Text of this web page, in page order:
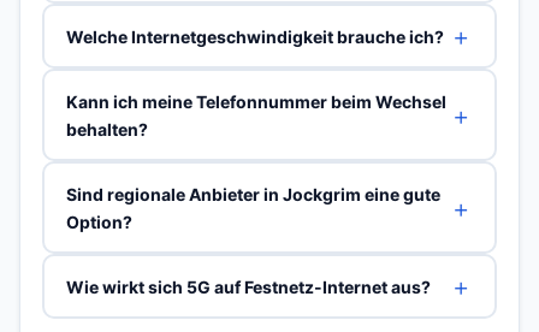
Welche Internetgeschwindigkeit brauche ich?
Kann ich meine Telefonnummer beim Wechsel
behalten?
Sind regionale Anbieter in Jockgrim eine gute
Option?
Wie wirkt sich 5G auf Festnetz-Internet aus?